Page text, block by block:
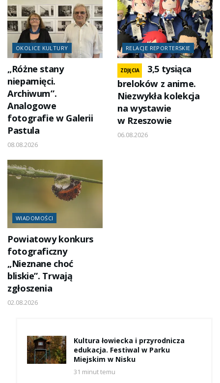
OKOLICE KULTURY
„Różne stany
niepamięci.
Archiwum”.
Analogowe
fotografie w Galerii
Pastula
08.08.2026
RELACJE REPORTERSKIE
ZDJĘCIA
3,5 tysiąca
breloków z anime.
Niezwykła kolekcja
na wystawie
w Rzeszowie
06.08.2026
WIADOMOŚCI
Powiatowy konkurs
fotograficzny
„Nieznane choć
bliskie”. Trwają
zgłoszenia
02.08.2026
Kultura łowiecka i przyrodnicza
edukacja. Festiwal w Parku
Miejskim w Nisku
31 minut temu